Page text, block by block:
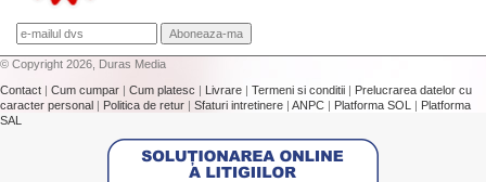
© Copyright 2026, Duras Media
Contact | Cum cumpar | Cum platesc | Livrare | Termeni si conditii | Prelucrarea datelor cu
caracter personal | Politica de retur | Sfaturi intretinere | ANPC | Platforma SOL | Platforma
SAL